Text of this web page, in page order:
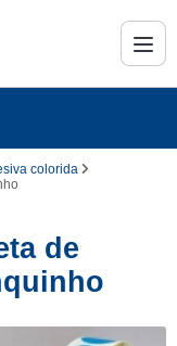
colorida
de